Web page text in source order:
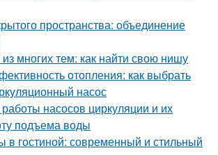
пространства: объединение
многих тем: как найти свою нишу
отопления: как выбрать
насос
насосов циркуляции и их
подъема воды
в гостиной: современный и стильный